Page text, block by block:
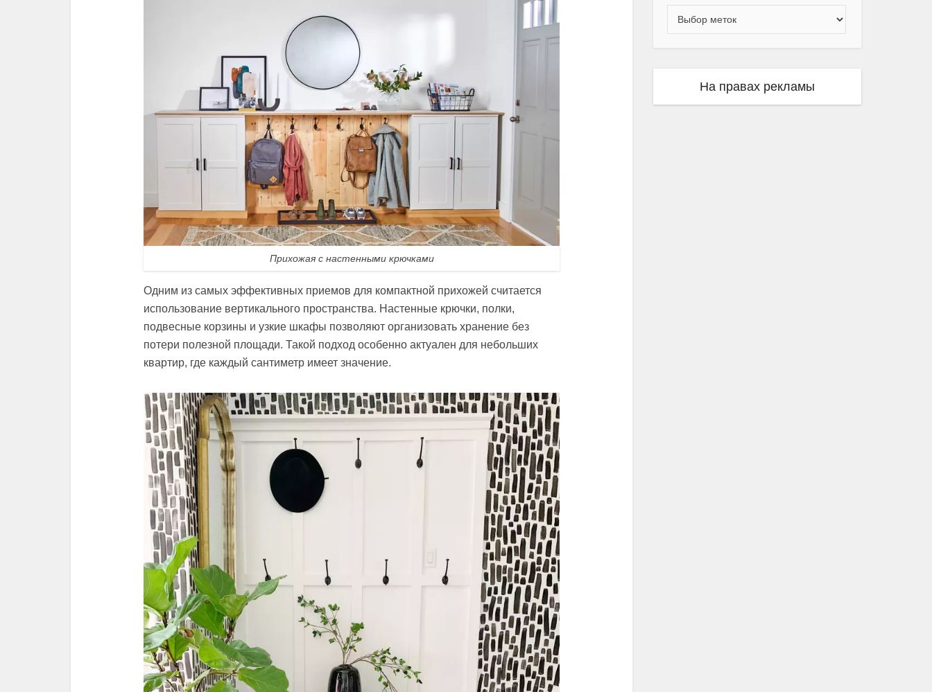
Прихожая с настенными крючками
Одним из самых эффективных приемов для компактной прихожей считается
использование вертикального пространства. Настенные крючки, полки,
подвесные корзины и узкие шкафы позволяют организовать хранение без
потери полезной площади. Такой подход особенно актуален для небольших
квартир, где каждый сантиметр имеет значение.
На правах рекламы